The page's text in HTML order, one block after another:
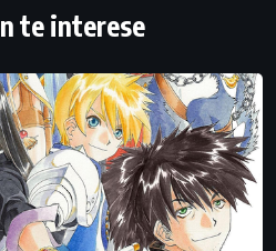
te interese